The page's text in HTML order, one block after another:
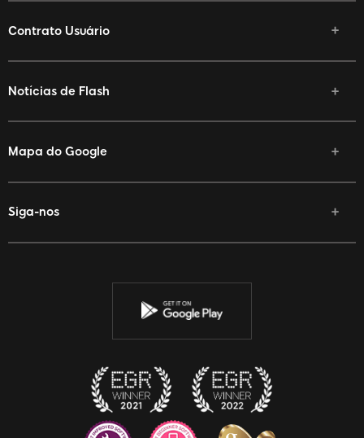
Contrato Usuário
Notícias de Flash
Mapa do Google
Siga-nos
Facebook